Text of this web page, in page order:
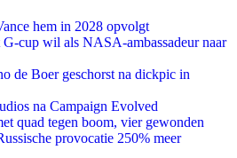
hem in 2028 opvolgt
cup wil als NASA-ambassadeur naar
de Boer geschorst na dickpic in
na Campaign Evolved
quad tegen boom, vier gewonden
provocatie 250% meer